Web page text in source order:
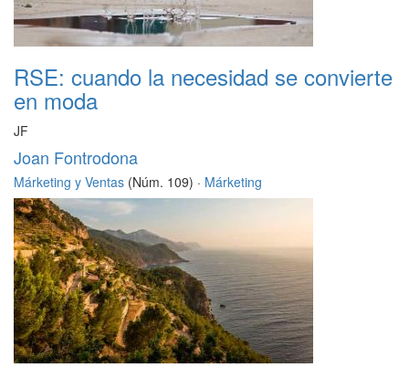
RSE: cuando la necesidad se convierte
en moda
JF
Joan Fontrodona
Márketing y Ventas (Núm. 109) · Márketing